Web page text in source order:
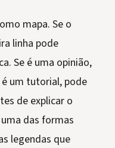
mapa. Se o
linha pode
Se é uma opinião,
um tutorial, pode
de explicar o
das formas
legendas que